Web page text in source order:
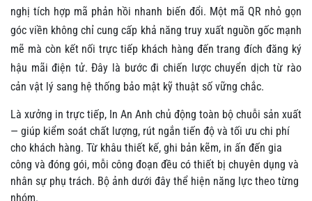
nghị tích hợp mã phản hồi nhanh biến đổi. Một mã QR nhỏ gọn
góc viền không chỉ cung cấp khả năng truy xuất nguồn gốc mạnh
mẽ mà còn kết nối trực tiếp khách hàng đến trang đích đăng ký
hậu mãi điện tử. Đây là bước đi chiến lược chuyển dịch từ rào
cản vật lý sang hệ thống bảo mật kỹ thuật số vững chắc.
Là xưởng in trực tiếp, In An Anh chủ động toàn bộ chuỗi sản xuất
— giúp kiểm soát chất lượng, rút ngắn tiến độ và tối ưu chi phí
cho khách hàng. Từ khâu thiết kế, ghi bản kẽm, in ấn đến gia
công và đóng gói, mỗi công đoạn đều có thiết bị chuyên dụng và
nhân sự phụ trách. Bộ ảnh dưới đây thể hiện năng lực theo từng
nhóm.